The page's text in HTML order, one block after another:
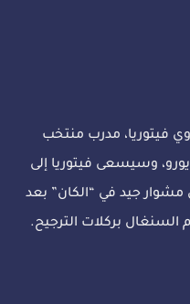
روي فيتوريا، مدرب منتخب
شهري يبلغ 200 ألف يورو، وسيسعى فيتوريا إلى
جيد في “الكان” بعد
السنغال بركلات الترجيح.